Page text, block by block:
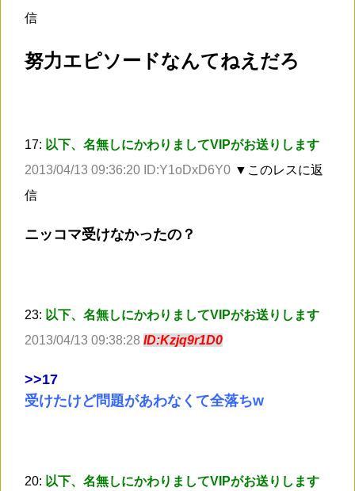
信
努力エピソードなんてねえだろ
17: 以下、名無しにかわりましてVIPがお送りします
2013/04/13 09:36:20 ID:Y1oDxD6Y0 ▼このレスに返
信
ニッコマ受けなかったの？
23: 以下、名無しにかわりましてVIPがお送りします
2013/04/13 09:38:28 ID:Kzjq9r1D0
>>17
受けたけど問題があわなくて全落ちw
20: 以下、名無しにかわりましてVIPがお送りします